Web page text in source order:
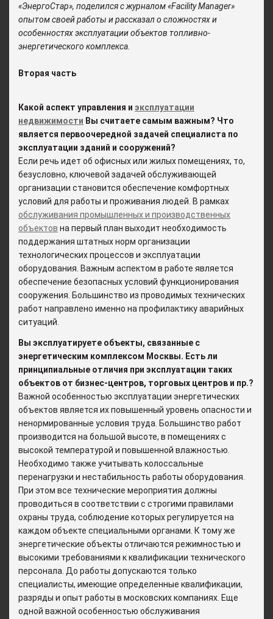
«ЭнергоСтар», поделился с журналом «Faсility Manager»
опытом своей работы и рассказал о сложностях и
особенностях эксплуатации объектов топливно-
энергетического комплекса.
Вторая часть
Какой аспект управления и эксплуатации
недвижимости Вы считаете самым важным? Что
является первоочередной задачей специалиста по
эксплуатации зданий и сооружений?
Если речь идет об офисных или жилых помещениях, то,
безусловно, ключевой задачей обслуживающей
организации становится обеспечение комфортных
условий для работы и проживания людей. В рамках
обслуживания промышленных и производственных
объектов на первый план выходит необходимость
поддержания штатных норм организации
технологических процессов и эксплуатации
оборудования. Важным аспектом в работе является
обеспечение безопасных условий функционирования
сооружения. Большинство из проводимых технических
работ направлено именно на профилактику аварийных
ситуаций.
Вы эксплуатируете объекты, связанные с
энергетическим комплексом Москвы. Есть ли
принципиальные отличия при эксплуатации таких
объектов от бизнес-центров, торговых центров и пр.?
Важной особенностью эксплуатации энергетических
объектов является их повышенный уровень опасности и
ненормированные условия труда. Большинство работ
производится на большой высоте, в помещениях с
высокой температурой и повышенной влажностью.
Необходимо также учитывать колоссальные
перенагрузки и нестабильность работы оборудования.
При этом все технические мероприятия должны
проводиться в соответствии с строгими правилами
охраны труда, соблюдение которых регулируется на
каждом объекте специальными органами. К тому же
энергетические объекты отличаются режимностью и
высокими требованиями к квалификации технического
персонала. До работы допускаются только
специалисты, имеющие определенные квалификации,
разряды и опыт работы в московских компаниях. Еще
одной важной особенностью обслуживания